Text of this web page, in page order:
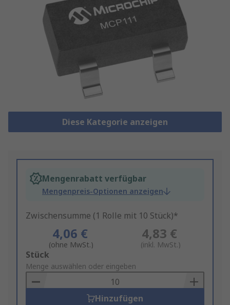
Diese Kategorie anzeigen
Mengenrabatt verfügbar
Mengenpreis-Optionen anzeigen
Zwischensumme (1 Rolle mit 10 Stück)*
4,06 €
(ohne MwSt.)
4,83 €
(inkl. MwSt.)
Add
to
Basket
Stück
Menge auswählen oder eingeben
Hinzufügen